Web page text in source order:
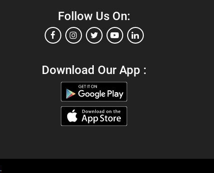
Follow Us On:
Download Our App :
.